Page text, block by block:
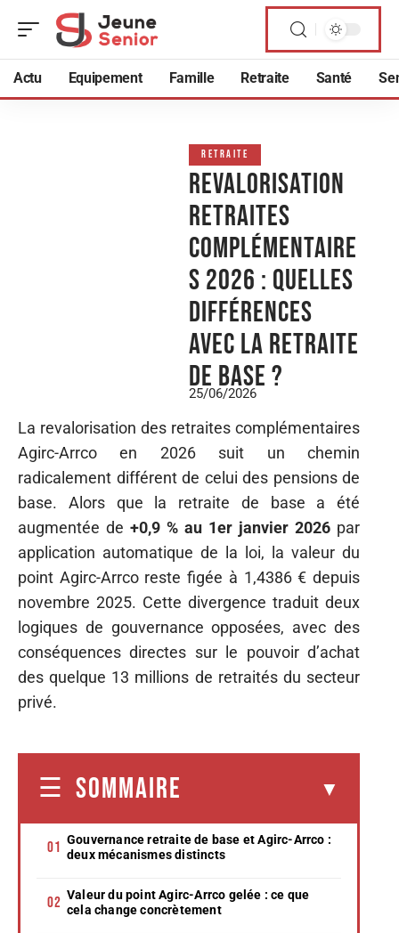
Actu Equipement Famille Retraite Santé
RETRAITE
Revalorisation
retraites
complémentaire
s 2026 : quelles
différences
avec la retraite
de base ?
25/06/2026
La revalorisation des retraites complémentaires
Agirc-Arrco en 2026 suit un chemin
radicalement différent de celui des pensions de
base. Alors que la retraite de base a été
augmentée de +0,9 % au 1er janvier 2026 par
application automatique de la loi, la valeur du
point Agirc-Arrco reste figée à 1,4386 € depuis
novembre 2025. Cette divergence traduit deux
logiques de gouvernance opposées, avec des
conséquences directes sur le pouvoir d’achat
des quelque 13 millions de retraités du secteur
privé.
SOMMAIRE
Gouvernance retraite de base et Agirc-Arrco :
deux mécanismes distincts
Valeur du point Agirc-Arrco gelée : ce que
cela change concrètement